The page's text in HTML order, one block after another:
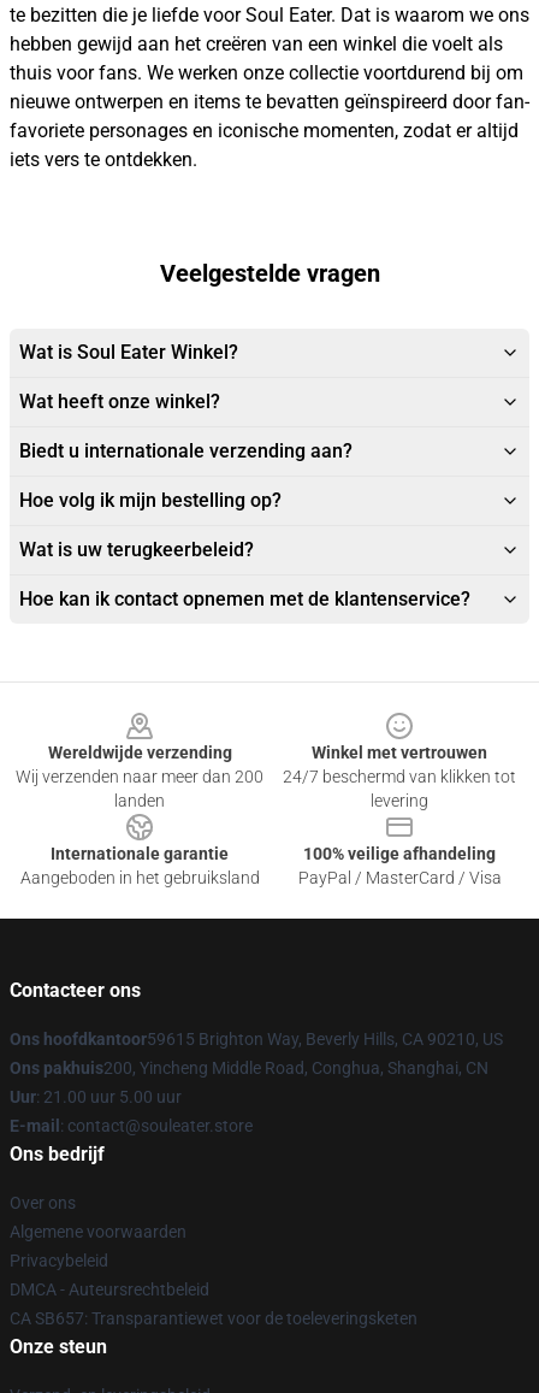
te bezitten die je liefde voor Soul Eater. Dat is waarom we ons
hebben gewijd aan het creëren van een winkel die voelt als
thuis voor fans. We werken onze collectie voortdurend bij om
nieuwe ontwerpen en items te bevatten geïnspireerd door fan-
favoriete personages en iconische momenten, zodat er altijd
iets vers te ontdekken.
Veelgestelde vragen
Wat is Soul Eater Winkel?
Wat heeft onze winkel?
Biedt u internationale verzending aan?
Hoe volg ik mijn bestelling op?
Wat is uw terugkeerbeleid?
Hoe kan ik contact opnemen met de klantenservice?
Wereldwijde verzending
Wij verzenden naar meer dan 200
landen
Winkel met vertrouwen
24/7 beschermd van klikken tot
levering
Internationale garantie
Aangeboden in het gebruiksland
100% veilige afhandeling
PayPal / MasterCard / Visa
Contacteer ons
Ons hoofdkantoor59615 Brighton Way, Beverly Hills, CA 90210, US
Ons pakhuis200, Yincheng Middle Road, Conghua, Shanghai, CN
Uur: 21.00 uur 5.00 uur
E-mail : contact@souleater.store
Ons bedrijf
Over ons
Algemene voorwaarden
Privacybeleid
DMCA - Auteursrechtbeleid
CA SB657: Transparantiewet voor de toeleveringsketen
Onze steun